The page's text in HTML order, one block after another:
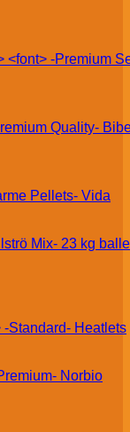
Vida
Heatlets
Norbio